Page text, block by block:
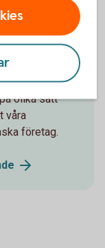
olika sätt
våra
företag.